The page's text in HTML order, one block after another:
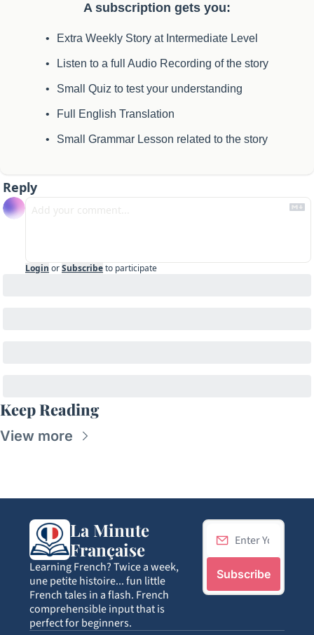
A subscription gets you:
Extra Weekly Story at Intermediate Level
Listen to a full Audio Recording of the story
Small Quiz to test your understanding
Full English Translation
Small Grammar Lesson related to the story
Reply
Login orSubscribeto participate
Keep Reading
View more
La Minute
Française
Learning French? Twice a week,
une petite histoire... fun little
French tales in a flash. French
comprehensible input that is
perfect for beginners.
Subscribe